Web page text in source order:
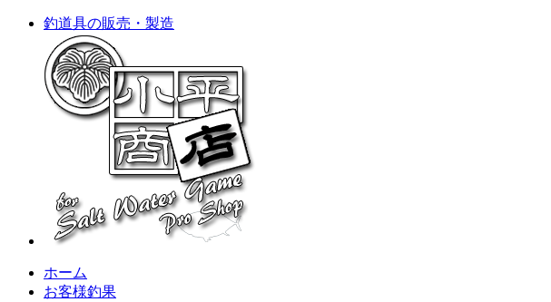
釣道具の販売・製造
ホーム
お客様釣果